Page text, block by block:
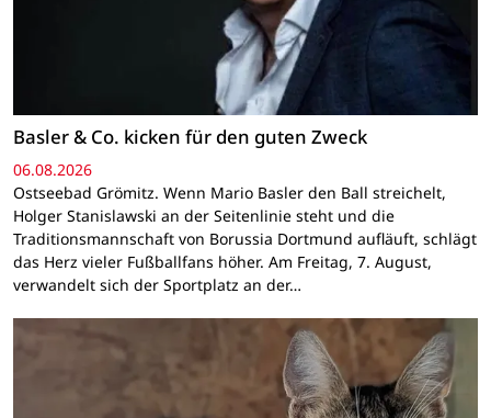
Basler & Co. kicken für den guten Zweck
06.08.2026
Ostseebad Grömitz. Wenn Mario Basler den Ball streichelt,
Holger Stanislawski an der Seitenlinie steht und die
Traditionsmannschaft von Borussia Dortmund aufläuft, schlägt
das Herz vieler Fußballfans höher. Am Freitag, 7. August,
verwandelt sich der Sportplatz an der…